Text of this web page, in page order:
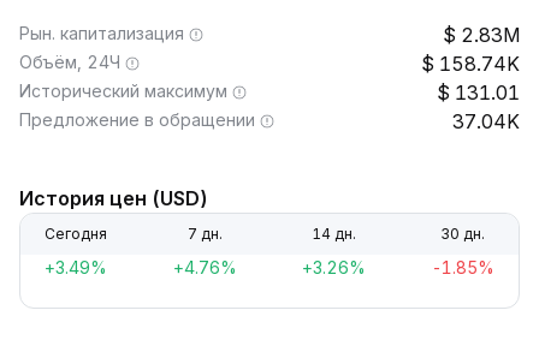
Рын. капитализация 2.83M
Объём, 24Ч 158.74K
Исторический максимум 131.01
Предложение в обращении 37.04K
История цен (USD)
Сегодня 7 дн. 14 дн. 30 дн.
+3.49% +4.76% +3.26% -1.85%